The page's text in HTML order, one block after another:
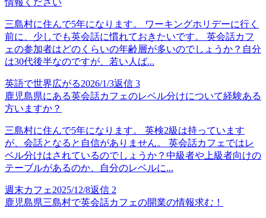
三島村に住んで5年になります。 ワーキングホリデーに行く
前に、少しでも英会話に慣れておきたいです。 英会話カフ
ェの参加者はどのくらいの年齢層が多いのでしょうか？自分
は30代後半なのですが、若い人ば...
英語で世界広がる2026/1/3返信 3
鹿児島県にある英会話カフェのレベル分けについて経験ある
方いますか？
三島村に住んで5年になります。 英検2級は持っています
が、会話となると自信がありません。 英会話カフェではレ
ベル分けはされているのでしょうか？中級者や上級者向けの
テーブルがあるのか、自分のレベルに...
週末カフェ 2025/12/8返信 2
鹿児島県三島村で英会話カフェの開業の情報求む！